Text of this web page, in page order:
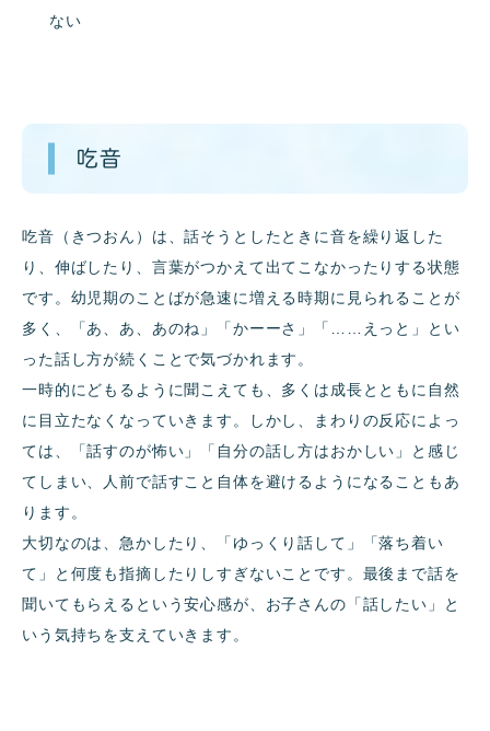
ない
吃音
吃音（きつおん）は、話そうとしたときに音を繰り返した
り、伸ばしたり、言葉がつかえて出てこなかったりする状態
です。幼児期のことばが急速に増える時期に見られることが
多く、「あ、あ、あのね」「かーーさ」「……えっと」とい
った話し方が続くことで気づかれます。
一時的にどもるように聞こえても、多くは成長とともに自然
に目立たなくなっていきます。しかし、まわりの反応によっ
ては、「話すのが怖い」「自分の話し方はおかしい」と感じ
てしまい、人前で話すこと自体を避けるようになることもあ
ります。
大切なのは、急かしたり、「ゆっくり話して」「落ち着い
て」と何度も指摘したりしすぎないことです。最後まで話を
聞いてもらえるという安心感が、お子さんの「話したい」と
いう気持ちを支えていきます。